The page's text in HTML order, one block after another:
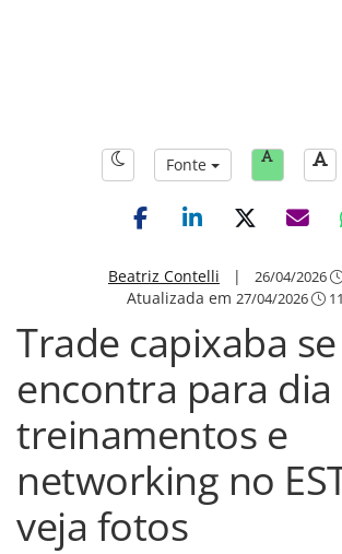
Fonte
Beatriz Contelli | 26/04/2026
Atualizada em 27/04/2026
Trade capixaba se
encontra para dia
treinamentos e
networking no
veja fotos